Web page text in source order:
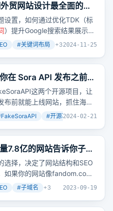
外贸网站设计最全面的
设置，如何通过优化TDK（标
）提升Google搜索结果展示效
#关键词布局 +32024-11-25
在 Sora API 发布之前就
天流量的开源 Sora
这两个开源项目，让
布前就能上线网站，抓住海量
用文字
生成
视频的全流程，虽
FakeSoraAPI #开源项目 +3
2024-02-21
7.8亿的网站告诉你子域
何选择
选择，决定了网站结构和SEO
如果你的网站像fandom.com
7.8亿，你会怎么做？每个关键
来了。
#子域名 +3 2023-09-19